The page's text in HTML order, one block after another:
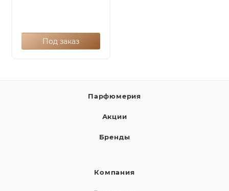
Под заказ
Парфюмерия
Акции
Бренды
Компания